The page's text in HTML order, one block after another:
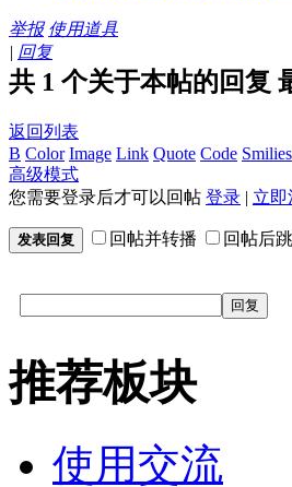
举报 使用道具
| 回复
共 1 个关于本帖的回复
返回列表
B Color Image Link Quote Code Smilies
高级模式
您需要登录后才可以回帖 登录 | 立即
发表回复 回帖并转播 回帖后
回复
推荐板块
使用交流